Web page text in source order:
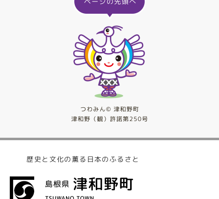
歴史と文化の薫る日本のふるさと